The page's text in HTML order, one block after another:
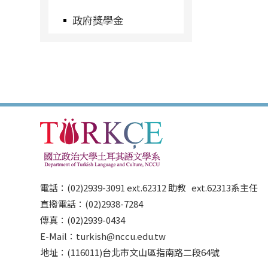
政府獎學金
電話：(02)2939-3091 ext.62312 助教 ext.62313系主任
直撥電話：(02)2938-7284
傳真：(02)2939-0434
E-Mail：turkish@nccu.edu.tw
地址：(116011)台北市文山區指南路二段64號